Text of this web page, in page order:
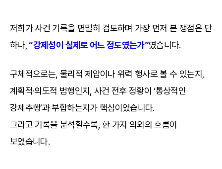
저희가 사건 기록을 면밀히 검토하며 가장 먼저 본 쟁점은 단
하나, “강제성이 실제로 어느 정도였는가”였습니다.
구체적으로는, 물리적 제압이나 위력 행사로 볼 수 있는지,
계획적·의도적 범행인지, 사건 전후 정황이 ‘통상적인
강제추행’과 부합하는지가 핵심이었습니다.
그리고 기록을 분석할수록, 한 가지 의외의 흐름이
보였습니다.